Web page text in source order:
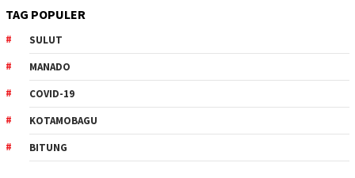
TAG POPULER
SULUT
MANADO
COVID-19
KOTAMOBAGU
BITUNG